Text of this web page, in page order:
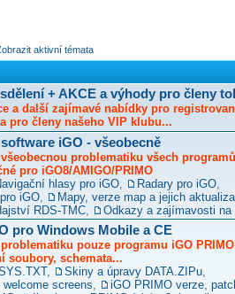
aktivní témata
+ AKCE a výhody pro členy
a další zajímavé nabídky pro
pro členy našeho VIP klubu...
iGO - všeobecně
problematiku všech
pro iGO8/AMIGO/PRIMO
hlasy pro iGO Radary pro iGO
iGO
Mapy, verze map a jejich
RDS-TMC
Odkazy a zajímavosti na
pro Windows Mobile a CE
pouze programu iGO
soubory, schemata...
, Skiny a úpravy DATA.ZIPu
screens
iGO PRIMO verze,